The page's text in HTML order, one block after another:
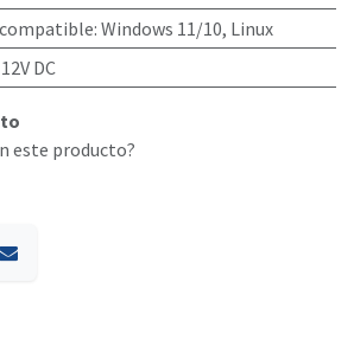
: Windows 11/10, Linux
12V DC
este producto?